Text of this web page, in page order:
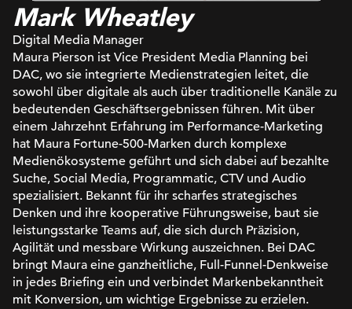
Mark Wheatley
Digital Media Manager
Maura Pierson ist Vice President Media Planning bei
DAC, wo sie integrierte Medienstrategien leitet, die
sowohl über digitale als auch über traditionelle Kanäle zu
bedeutenden Geschäftsergebnissen führen. Mit über
einem Jahrzehnt Erfahrung im Performance-Marketing
hat Maura Fortune-500-Marken durch komplexe
Medienökosysteme geführt und sich dabei auf bezahlte
Suche, Social Media, Programmatic, CTV und Audio
spezialisiert. Bekannt für ihr scharfes strategisches
Denken und ihre kooperative Führungsweise, baut sie
leistungsstarke Teams auf, die sich durch Präzision,
Agilität und messbare Wirkung auszeichnen. Bei DAC
bringt Maura eine ganzheitliche, Full-Funnel-Denkweise
in jedes Briefing ein und verbindet Markenbekanntheit
mit Konversion, um wichtige Ergebnisse zu erzielen.